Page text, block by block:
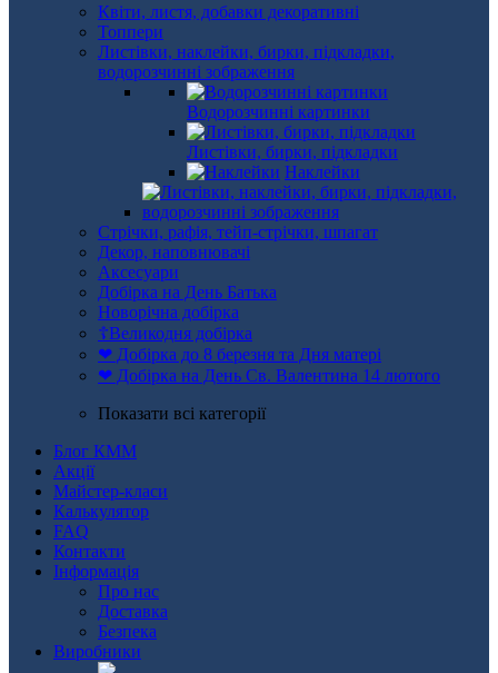
Квіти, листя, добавки декоративні
Топпери
Листівки, наклейки, бирки, підкладки,
водорозчинні зображення
Водорозчинні картинки
Листівки, бирки, підкладки
Наклейки
Стрічки, рафія, тейп-стрічки, шпагат
Декор, наповнювачі
Аксесуари
Добірка на День Батька
Новорічна добірка
☦Великодня добірка
❤ Добірка до 8 березня та Дня матері
❤ Добірка на День Св. Валентина 14 лютого
Показати всі категорії
Блог КММ
Акції
Майстер-класи
Калькулятор
FAQ
Контакти
Інформація
Про нас
Доставка
Безпека
Виробники